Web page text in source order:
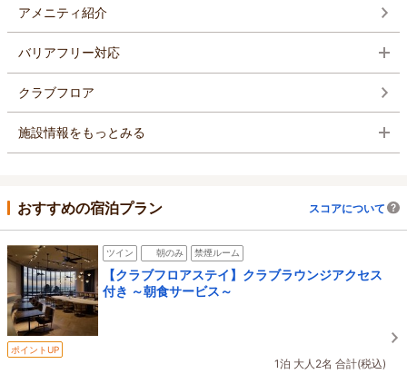
アメニティ紹介
バリアフリー対応
クラブフロア
施設情報をもっとみる
おすすめの宿泊プラン スコアについて
ツイン 朝のみ 禁煙ルーム
【クラブフロアステイ】クラブラウンジアクセス
付き ～朝食サービス～
ポイントUP
1泊 大人2名 合計(税込)